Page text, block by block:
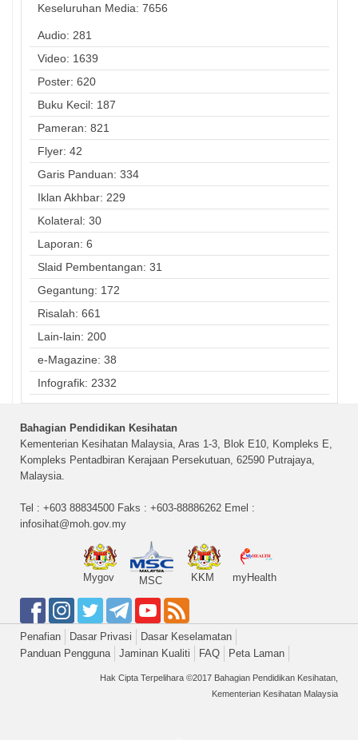
Keseluruhan Media: 7656
Audio: 281
Video: 1639
Poster: 620
Buku Kecil: 187
Pameran: 821
Flyer: 42
Garis Panduan: 334
Iklan Akhbar: 229
Kolateral: 30
Laporan: 6
Slaid Pembentangan: 31
Gegantung: 172
Risalah: 661
Lain-lain: 200
e-Magazine: 38
Infografik: 2332
Bahagian Pendidikan Kesihatan
Kementerian Kesihatan Malaysia, Aras 1-3, Blok E10, Kompleks E,
Kompleks Pentadbiran Kerajaan Persekutuan, 62590 Putrajaya,
Malaysia.
Tel : +603 88834500 Faks : +603-88886262 Emel :
infosihat@moh.gov.my
Mygov MSC KKM myHealth
Penafian Dasar Privasi
Dasar Keselamatan
Panduan Pengguna
Jaminan Kualiti FAQ Peta Laman
Hak Cipta Terpelihara ©2017 Bahagian Pendidikan Kesihatan,
Kementerian Kesihatan Malaysia